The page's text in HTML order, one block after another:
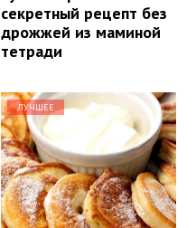
секретный рецепт без
дрожжей из маминой
тетради
ЛУЧШЕЕ